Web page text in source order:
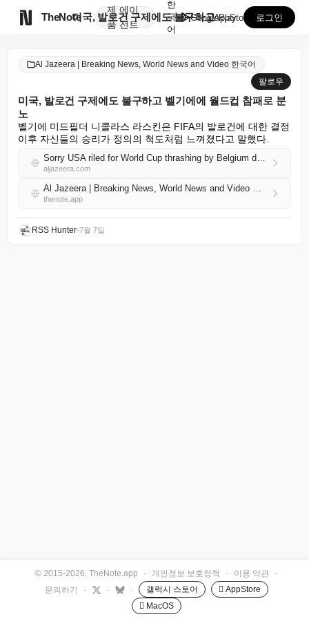
TheNote
제
품
에이
전트
미국, 발로건 구제에도 불구하고 벨기에에 월드컵 참패로...
한
국
어
GooglePlay
AppStore 로그인
Al Jazeera | Breaking News, World News and Video 한국어
팔로우
미국, 발로건 구제에도 불구하고 벨기에에 월드컵 참패로 분
노
벨기에 미드필더 니콜라스 라스킨은 FIFA의 발로건에 대한 결정
이후 자신들의 승리가 정의의 척도처럼 느껴졌다고 말했다.
Sorry USA riled for World Cup thrashing by Belgium despite Balogun reprieve
aljazeera.com
Al Jazeera | Breaking News, World News and Video 한국어 RSS
thenote.app
RSS Hunter•7월 7일
© 2015-2026, TheNote.app · 개인정보 보호정책 · 이용 약관
·
문의하기
· · · 갤럭시 스토어
 AppStore
 MacOS